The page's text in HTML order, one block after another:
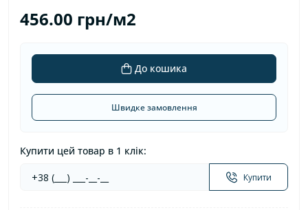
456.00 грн/м2
До кошика
Швидке замовлення
Купити цей товар в 1 клік:
Купити